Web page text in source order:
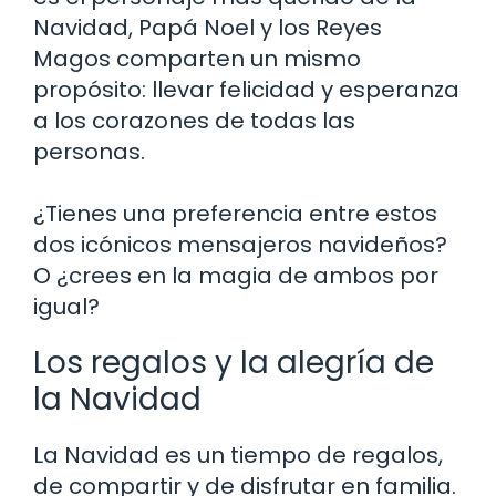
Navidad, Papá Noel y los Reyes
Magos comparten un mismo
propósito: llevar felicidad y esperanza
a los corazones de todas las
personas.
¿Tienes una preferencia entre estos
dos icónicos mensajeros navideños?
O ¿crees en la magia de ambos por
igual?
Los regalos y la alegría de
la Navidad
La Navidad es un tiempo de regalos,
de compartir y de disfrutar en familia.